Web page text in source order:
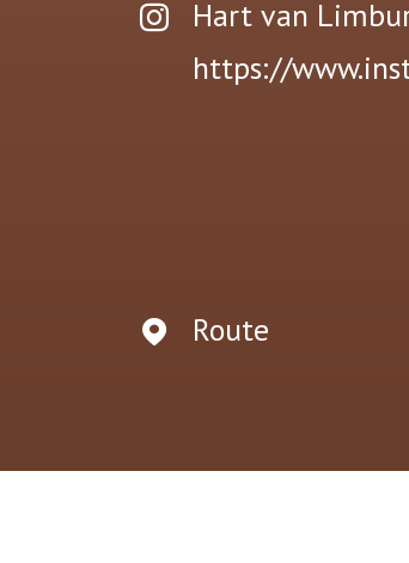
Hart van
https://
Route